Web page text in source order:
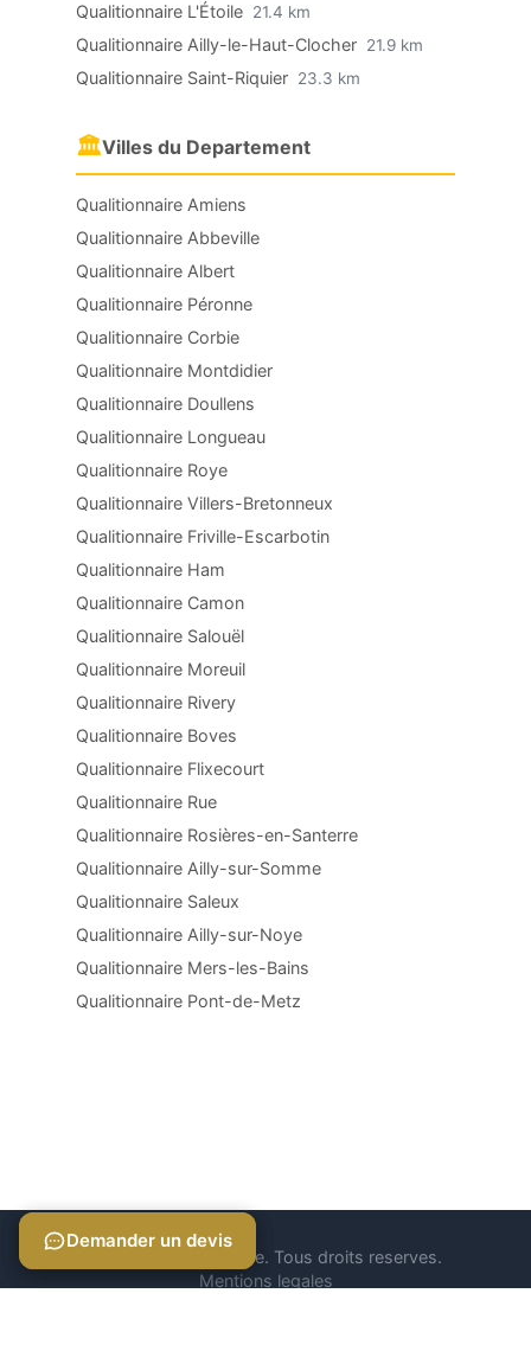
Qualitionnaire L'Étoile 21.4 km
Qualitionnaire Ailly-le-Haut-Clocher 21.9 km
Qualitionnaire Saint-Riquier 23.3 km
🏛Villes du Departement
Qualitionnaire Amiens
Qualitionnaire Abbeville
Qualitionnaire Albert
Qualitionnaire Péronne
Qualitionnaire Corbie
Qualitionnaire Montdidier
Qualitionnaire Doullens
Qualitionnaire Longueau
Qualitionnaire Roye
Qualitionnaire Villers-Bretonneux
Qualitionnaire Friville-Escarbotin
Qualitionnaire Ham
Qualitionnaire Camon
Qualitionnaire Salouël
Qualitionnaire Moreuil
Qualitionnaire Rivery
Qualitionnaire Boves
Qualitionnaire Flixecourt
Qualitionnaire Rue
Qualitionnaire Rosières-en-Santerre
Qualitionnaire Ailly-sur-Somme
Qualitionnaire Saleux
Qualitionnaire Ailly-sur-Noye
Qualitionnaire Mers-les-Bains
Qualitionnaire Pont-de-Metz
© 2026 Qualitionnaire. Tous droits reserves.
Mentions legales
Demander un devis
Demander un devis